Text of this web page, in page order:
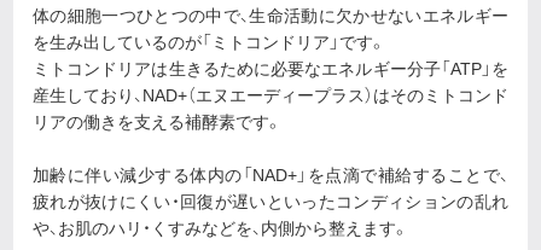
体の細胞一つひとつの中で、生命活動に欠かせないエネルギー
を生み出しているのが「ミトコンドリア」です。
ミトコンドリアは生きるために必要なエネルギー分子「ATP」を
産生しており、NAD+（エヌエーディープラス）はそのミトコンド
リアの働きを支える補酵素です。
加齢に伴い減少する体内の「NAD+」を点滴で補給することで、
疲れが抜けにくい・回復が遅いといったコンディションの乱れ
や、お肌のハリ・くすみなどを、内側から整えます。